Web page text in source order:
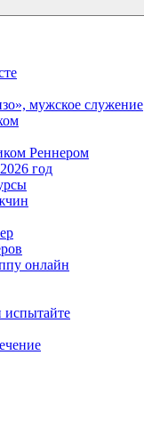
мужское служение
Реннером
год
онлайн
испытайте